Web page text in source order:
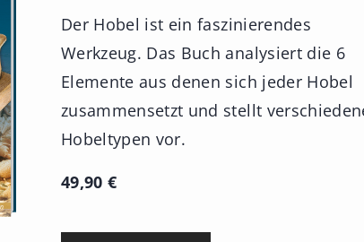
Der Hobel ist ein faszinierendes
Werkzeug. Das Buch analysiert die 6
Elemente aus denen sich jeder Hobel
zusammensetzt und stellt
Hobeltypen vor.
49,90 €